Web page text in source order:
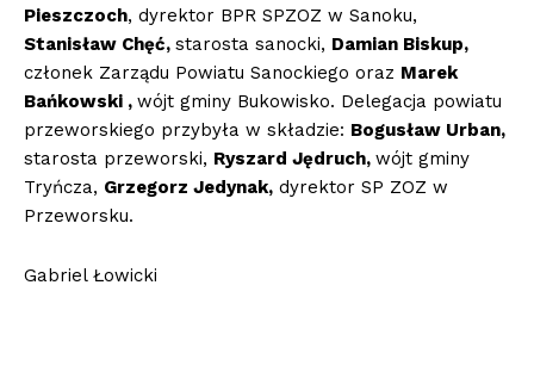
Pieszczoch, dyrektor BPR SPZOZ w Sanoku,
Stanisław Chęć, starosta sanocki, Damian Biskup,
członek Zarządu Powiatu Sanockiego oraz Marek
Bańkowski , wójt gminy Bukowisko. Delegacja powiatu
przeworskiego przybyła w składzie: Bogusław Urban,
starosta przeworski, Ryszard Jędruch, wójt gminy
Tryńcza, Grzegorz Jedynak, dyrektor SP ZOZ w
Przeworsku.
Gabriel Łowicki